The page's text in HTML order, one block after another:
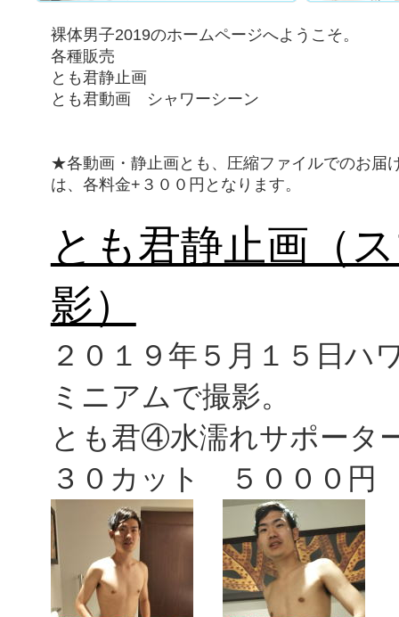
裸体男子2019のホームページへようこそ。
各種販売
とも君静止画
とも君動画 シャワーシーン
★各動画・静止画とも、圧縮ファイルでのお届
は、各料金+３００円となります。
とも君静止画（
影）
２０１９年５月１５日ハ
ミニアムで撮影。
とも君④水濡れサポー
３０カット ５０００円